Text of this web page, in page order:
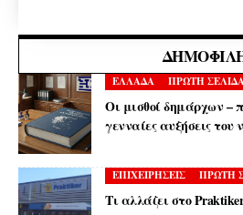
ΕΛΛΑΔΑ ΠΡΩΤΗ
Οι μισθοί δημάρχων –
γενναίες αυξήσεις του
ΕΠΙΧΕΙΡΗΣΕΙΣ ΠΡΩΤΗ
Τι αλλάζει στο